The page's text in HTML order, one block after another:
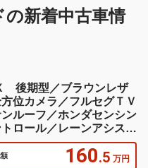
新着中古車情
後期型／ブラウンレザ
位カメラ／フルセグＴＶ
ルーフ／ホンダセンシン
ロール／レーンアシスト
160.5 万円